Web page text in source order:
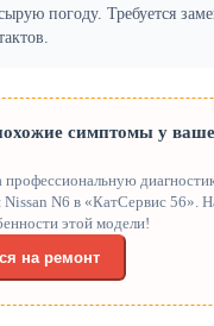
погоду. Требуется
симптомы у
Nissan N6 в «КатСервис 56».
этой модели!
на ремонт